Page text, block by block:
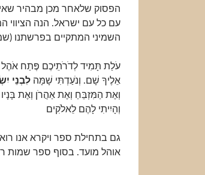
הפסוק שלאחר מכן מבהיר
עם כל עם ישראל. הנה הציווי
השמיני המתקיים בפרשתנו
עֹלַת תָּמִיד לְדֹרֹתֵיכֶם פֶּתַח אֹהֶל
אֵלֶיךָ שָׁם. וְנֹעַדְתִּי שָׁמָּה לִבְנֵי
וְאֶת הַמִּזְבֵּחַ וְאֶת אַהֲרֹן וְאֶת
וְהָיִיתִי לָהֶם לֵאלֹקִים
גם בתחילת ספר ויקרא אנו
אוהל מועד. בסוף ספר שמות